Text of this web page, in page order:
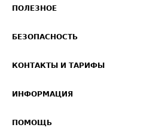
ПОЛЕЗНОЕ
Звезды ATI.SU на вашем сайте
Средние ставки
БЕЗОПАСНОСТЬ
Светофор+
О формировании Паспорта
КОНТАКТЫ И ТАРИФЫ
Реклама на сайте
ИНФОРМАЦИЯ
ПОМОЩЬ